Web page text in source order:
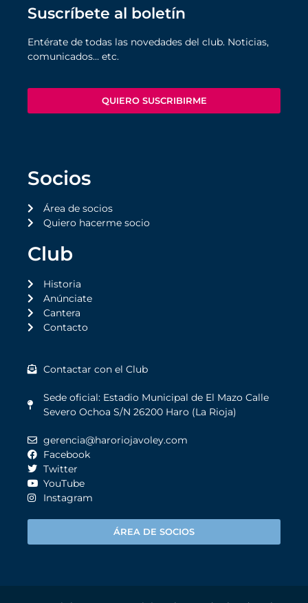
Suscríbete al boletín
Entérate de todas las novedades del club. Noticias,
comunicados… etc.
QUIERO SUSCRIBIRME
Socios
Área de socios
Quiero hacerme socio
Club
Historia
Anúnciate
Cantera
Contacto
Contactar con el Club
Sede oficial: Estadio Municipal de El Mazo Calle
Severo Ochoa S/N 26200 Haro (La Rioja)
gerencia@haroriojavoley.com
Facebook
Twitter
YouTube
Instagram
ÁREA DE SOCIOS